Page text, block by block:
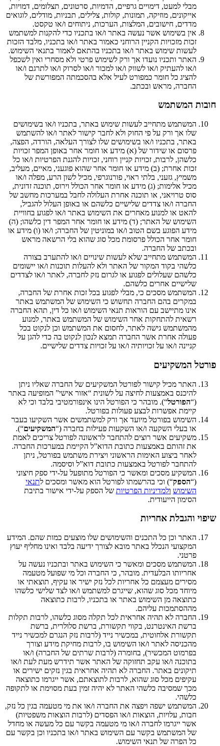
מבלי למעט, דימויים גרפיים, הדמיות, סרטונים, תצלומים, דמויות,
אייקונים, מוזיקה, תמונות, קולות, צלילים, תבניות, מודלים, לוגואים
מדדים, חישובים, המלצות, הערכות, ניתוחים ו/או טקסט.
אין בשימוש אשר נעשה באתר ו/או בתכניו כדי להקנות למשתמש
זכות מזכויות הקניין הרוחני כאמור באתר ו/או בתכניו, מלבד הזכות
לעשות שימוש באתר ו/או בתכניו בהתאם לאמור בתנאי השימוש.
האתר ותכניו נועדו אך ורק לשימוש פרטי ולא מסחרי ואין לשכפל
ו/או להעתיק ו/או לשווק ו/או למכור ו/או לסרוק ו/או לתרגם ו/או
להציג כל חומר כמפורט לעיל אלא בהסכמתה המפורשת של
החברה, מראש ובכתב.
חובות המשתמש
המשתמש מתחייב לעשות שימוש באתר, בתכניו ו/או בשימושים
שלו אך ורק על פי החוק ולא לחבר קישור לאתר ו/או להשתמש
באתר, בתכניו ו/או בשימושים שלו לצורך העלאה, הורדה, הפצה,
פרסום או שידור של (א) מידע או חומר אחר באופן המפר זכויות
כלשהן, לרבות, זכויות קניין רוחני, זכויות להגנת הפרטיות ו/או כל
זכות אחרת; (ב) מידע או חומר אחר שהוא פוגעני, מאיים, מעליב,
משמיץ, גזעני, בלתי ראוי, פורנוגרפי, מכיל לשון הרע, מפלה ו/או
מכיל אלימות; (ג) מידע או חומר אחר הכולל וירוס, תוכנה זדונית,
סוס טרויאני, או תוכנה אחרת העלולה לחבל במערכות מחשב של
החברה ו/או צדדים שלישיים כלשהם או באופן העלול להגביל,
להאט או למנוע מאחרים את השימוש באתר ו/או לפגוע בחוויית
השימוש של האתר; (ד) מידע או חומר אחר המפר דין כלשהו; (ה)
מידע הפוגע בשם הטוב ו/או במוניטין של החברה; ו/או (ו) מידע או
חומר אחר הכולל פרסומת מכל סוג שהוא בלי הרשאה מראש
ובכתב של החברה.
המשתמש מתחייב שלא לעשות שינויים ו/או להתערב בצורה
כלשהי בקוד המקור של האתר ולא להעלות תוכנות ו/או יישומים
כלשהם שעלולים לפגוע או לגרום נזק לחברה, לאתר ו/או לצדדים
שלישיים אחרים כלשהם.
המשתמש מסכים כי, מבלי לפגוע בכל זכות אחרת של החברה,
במקרים בהם החברה תחשוש כי השימוש של המשתמש באתר
אינו מתיישב עם הוראות תנאי השימוש ו/או כל דין, תהא החברה
רשאית להתחקות אחר השימוש של המשתמש באתר, למנוע
מהמשתמש גישה לאתר, לחסום את המשתמש וכן לנקוט בכל
פעולה אחרת אשר החברה תמצא לנכון לנקוט בה כדי להגן על
קניינה ו/או על זכויותיה ו/או על זכויות צדדים שלישיים.
פורטל המשקיעים
האתר מכיל קישור לפורטל המשקיעים של החברה שאליו ניתן
להיכנס באמצעות לחיצה על לשונית “אזור אישי” המופיעה באתר
(“הפורטל“). מובהר כי הפורטל הינו אינפורמטיבי בלבד וכי לא
קיימת אפשרות לבצע פעולות בפורטל.
השימוש בפורטל מיועד אך ורק למשתמשים אשר השקיעו בעבר
או בעלי השקעה ו/או השקעות פעילות בחברה (“המשקיעים“).
משקיעים אשר רוצים להתחבר לראשונה לפורטל צריכים לאמת
את זהותם באמצעות כתובת הדוא”ל הקיימת במערכות החברה.
לאחר ביצוע האימות הראשוני ויצירת משתמש בפורטל, ניתן
להתחבר לפורטל באמצעות כתובת דוא”ל וסיסמה.
המשקיע מסכים ומאשר כי הפורטל מתופעל על-ידי ספק חיצוני
(“הספק“) וכי בהרשמתו לפורטל הוא מאשר ומסכים לתנאי
השימוש ולמדיניות הפרטיות של הספק על-ידי אישור בתיבת
הסימון הייעודית.
שיפוי והגבלת אחריות
האתר וכן כל התכנים והשימושים שלו מוצעים כמות שהם. המידע
המקצועי הנכלל באתר מובא לצורך ידיעה בלבד ואינו מחליף יעוץ
פרטני.
המשתמש מסכים ומאשר כי השימוש באתר ובתכניו נעשה על
אחריותו הבלעדית. מובהר, כי החברה וכל מי שפועל מטעמה
מסירים מעצמם כל אחריות לכל נזק ישיר או עקיף, תוצאתי או
מיוחד מכל סוג שהוא, שייגרם למשתמש ו/או לצד שלישי כלשהו
כתוצאה מן השימוש באתר או בתכניו, לרבות כתוצאה
מההסתמכות עליהם.
החברה לא תהיה אחראית לכל תקלה מסוג כלשהו, לרבות תקלות
ברשת האינטרנט, בקווי תקשורת, ברשת סלולרית, ברשת
תקשורת אלחוטית, במכשיר נייד (לרבות נזק הנגרם למכשיר נייד
מהכניסה לאתר ו/או השימוש בו, לרבות מחיקת מידע וצורך
בפרמוט המכשיר), בחומרה (לרבות שרתים של החברה) ו/או
בתוכנה ו/או עקב תחזוקה של האתר אשר תידרש מעת לעת ו/או
תיקונים באתר. החברה לא תהיה אחראית בגין נזקים ישירים או
עקיפים מכל סוג שהוא, לרבות לתוצאתם, אשר ייגרמו כתוצאה
מכך שמסיבה כלשהי האתר לא יהיה זמין בעת מסוימת או לתקופה
כלשהי.
המשתמש ישפה ויפצה את החברה ו/או את מי מטעמה בגין כל נזק,
חבות, עלויות, הוצאות ו/או הפסדים (לרבות הוצאות משפטיות)
אשר ייגרמו לחברה ו/או מי מטעמה בקשר עם כל מעשה או מחדל
של המשתמש בקשר עם השימוש באתר ו/או בתכניו וכן בקשר עם
כל הפרה של תנאי השימוש.